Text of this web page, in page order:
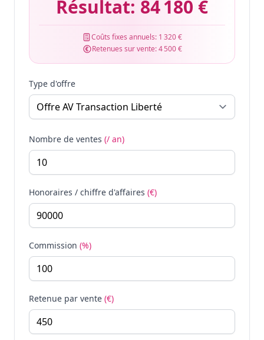
Résultat: 84 180 €
Coûts fixes annuels: 1 320 €
Retenues sur vente:4 500 €
Type d'offre
Nombre de ventes (/ an)
Honoraires / chiffre d'affaires (€)
Commission (%)
Retenue par vente (€)